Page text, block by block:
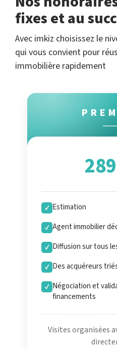
fixes et au
Avec imkiz choisissez le
qui vous convient pour
immobilière rapidement
✓ Estimation
✓ Agent immobilier
✓ Diffusion sur tous
✓ Des acquéreurs
✓ Négociation et
financements
Visites organisées